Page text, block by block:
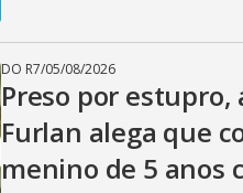
DO R7/05/08/2026
Preso por estupro,
Furlan alega que
menino de 5 anos